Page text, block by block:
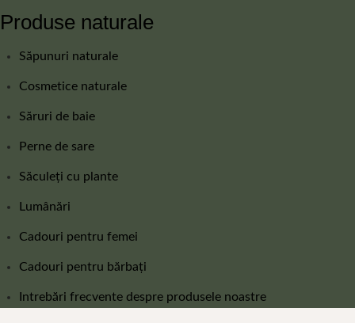
Produse naturale
Săpunuri naturale
Cosmetice naturale
Săruri de baie
Perne de sare
Săculeți cu plante
Lumânări
Cadouri pentru femei
Cadouri pentru bărbați
Intrebări frecvente despre produsele noastre